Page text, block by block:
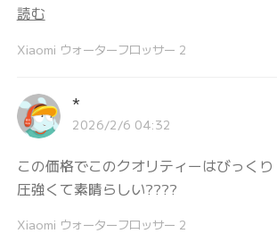
読む
Xiaomi ウォーターフロッサー 2
*
2026/2/6 04:32
この価格でこのクオリティーはびっく
圧強くて素晴らしい????
Xiaomi ウォーターフロッサー 2